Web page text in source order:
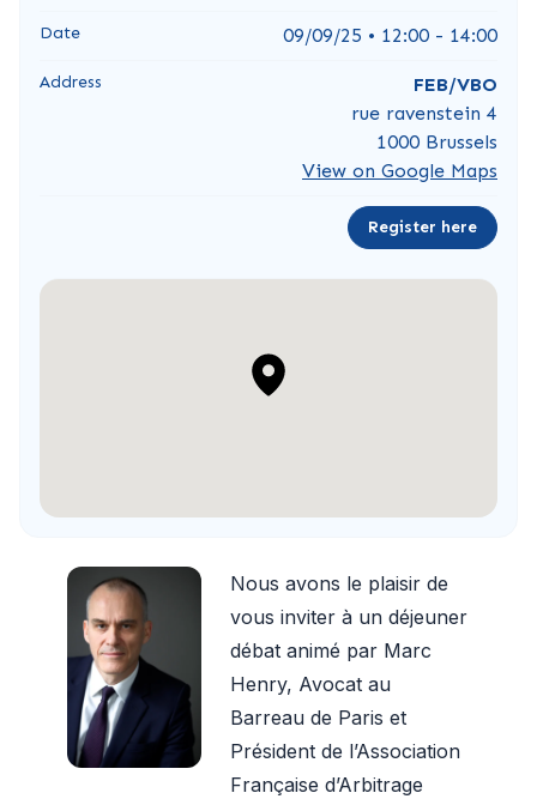
Date 09/09/25 • 12:00 - 14:00
Address
FEB/VBO
rue ravenstein 4
1000 Brussels
View on Google Maps
Register here
Nous avons le plaisir de
vous inviter à un déjeuner
débat animé par Marc
Henry, Avocat au
Barreau de Paris et
Président de l’Association
Française d’Arbitrage